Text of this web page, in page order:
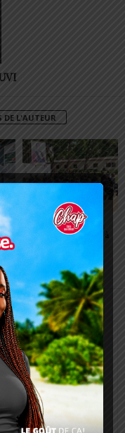
DE L'AUTEUR
Non classé
ESSAL 2026 : les
admissibles convoqués
pour la visite médicale à